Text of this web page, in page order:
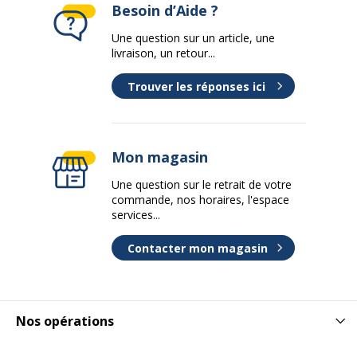
Nos opérations
Besoin d’Aide ?
Une question sur un article, une
livraison, un retour...
Trouver les réponses ici
Mon magasin
Une question sur le retrait de votre
commande, nos horaires, l'espace
services...
Contacter mon magasin